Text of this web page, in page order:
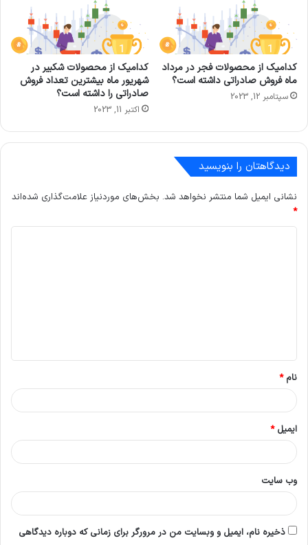
کدامیک از محصولات فجر در مرداد
ماه فروش صادراتی داشته است؟
سپتامبر 12, 2023
کدامیک از محصولات شکبیر در
شهریور ماه بیشترین تعداد فروش
صادراتی را داشته است؟
اکتبر 11, 2023
دیدگاهتان را بنویسید
نشانی ایمیل شما منتشر نخواهد شد. بخش‌های موردنیاز علامت‌گذاری شده‌اند
*
*
نام*
ایمیل*
وب‌ سایت
ذخیره نام، ایمیل و وبسایت من در مرورگر برای زمانی که دوباره دیدگاهی